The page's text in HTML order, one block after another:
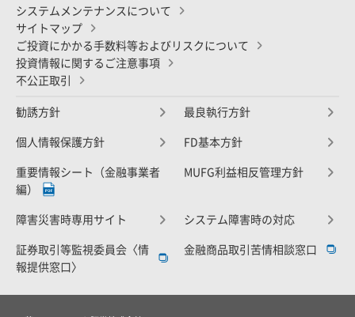
システムメンテナンスについて
サイトマップ
ご投資にかかる手数料等およびリスクについて
投資情報に関するご注意事項
不公正取引
勧誘方針 最良執行方針
個人情報保護方針 FD基本方針
重要情報シート（金融事業者
編）
MUFG利益相反管理方針
障害災害時専用サイト システム障害時の対応
証券取引等監視委員会〈情
報提供窓口〉
金融商品取引苦情相談窓口